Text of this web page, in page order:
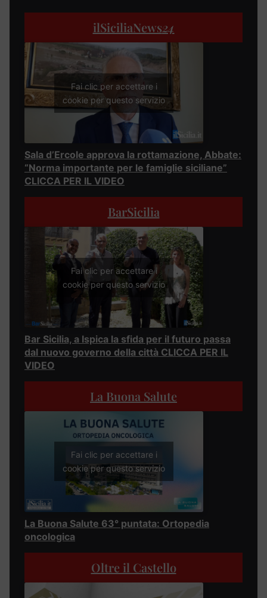
ilSiciliaNews24
Fai clic per accettare i
cookie per questo servizio
Sala d’Ercole approva la rottamazione, Abbate:
“Norma importante per le famiglie siciliane”
CLICCA PER IL VIDEO
BarSicilia
Fai clic per accettare i
cookie per questo servizio
Bar Sicilia, a Ispica la sfida per il futuro passa
dal nuovo governo della città CLICCA PER IL
VIDEO
La Buona Salute
Fai clic per accettare i
cookie per questo servizio
La Buona Salute 63° puntata: Ortopedia
oncologica
Oltre il Castello